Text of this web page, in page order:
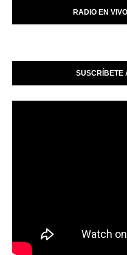
RADIO EN
SUSCRÍBETE